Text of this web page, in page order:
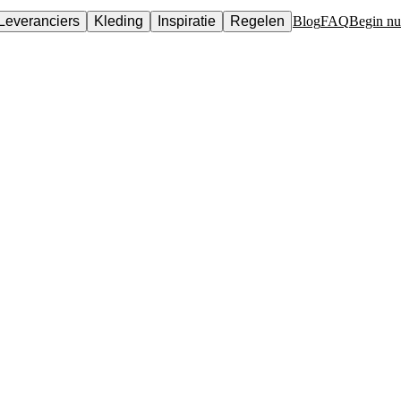
Kleding Inspiratie Regelen BlogFAQBegin nu